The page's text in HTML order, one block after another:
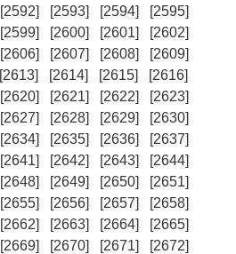
[2592] [2593] [2594]
[2595]
[2599] [2600] [2601]
[2602]
[2606] [2607] [2608]
[2609]
[2613] [2614] [2615]
[2616]
[2620] [2621] [2622]
[2623]
[2627] [2628] [2629]
[2630]
[2634] [2635] [2636]
[2637]
[2641] [2642] [2643]
[2644]
[2648] [2649] [2650]
[2651]
[2655] [2656] [2657]
[2658]
[2662] [2663] [2664]
[2665]
[2669] [2670] [2671]
[2672]